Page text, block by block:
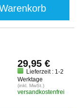
29,95 €
Lieferzeit : 1-2
Werktage
(inkl. MwSt.)
versandkostenfrei